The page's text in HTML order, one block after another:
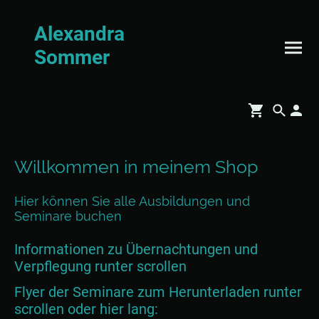
Alexandra
Sommer
Willkommen in meinem Shop
Hier können Sie alle Ausbildungen und
Seminare buchen
Informationen zu Übernachtungen und
Verpflegung runter scrollen
Flyer der Seminare zum Herunterladen runter
scrollen oder hier lang: